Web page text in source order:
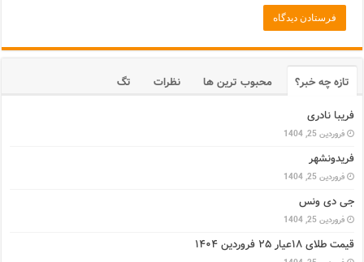
تازه چه خبر؟ محبوب ترین ها نظرات
تگ
فریبا نادری
فروردین 25, 1404
فریدونشهر
فروردین 25, 1404
جی دی ونس
فروردین 25, 1404
قیمت طلای ۱۸عیار ۲۵ فروردین ۱۴۰۴